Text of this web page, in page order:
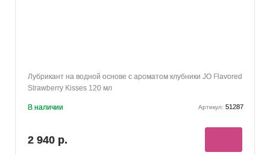
Лубрикант на водной основе с ароматом клубники JO Flavored
Strawberry Kisses 120 мл
В наличии Артикул: 51287
2 940 р.